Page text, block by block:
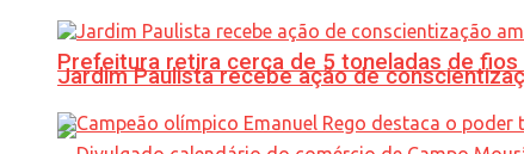
Prefeitura retira cerca de 5 toneladas de
Jardim Paulista recebe ação de